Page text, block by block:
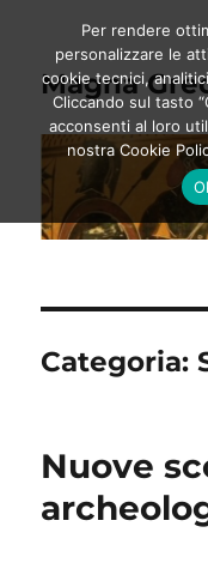
Magna
Categoria:
Nuove
Per rendere
personalizzare le
cookie tecnici,
Cliccando sul tasto
acconsenti al loro
nostra Cookie